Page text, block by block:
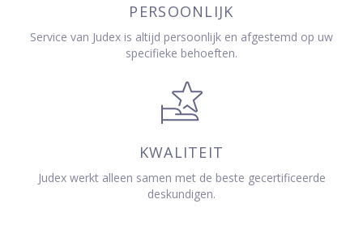
PERSOONLIJK
Service van Judex is altijd persoonlijk en afgestemd op uw
specifieke behoeften.
KWALITEIT
Judex werkt alleen samen met de beste gecertificeerde
deskundigen.